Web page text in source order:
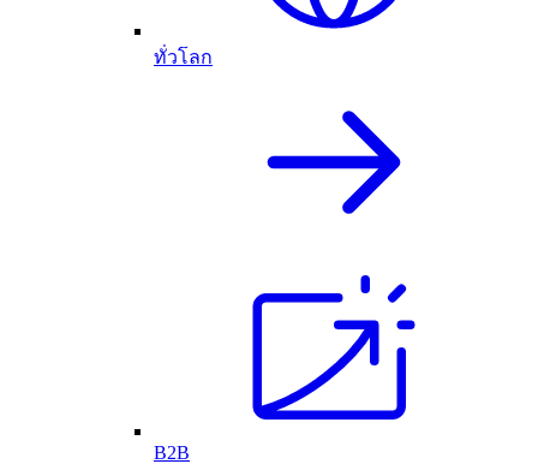
ทั่วโลก
B2B